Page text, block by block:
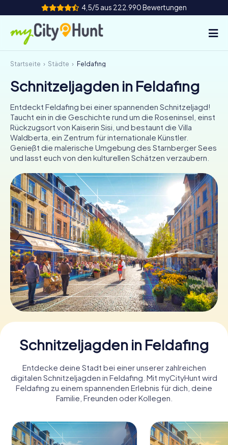
4,5/5 aus 222.990 Bewertungen
So funktioniert's
Städte
Touren
Teamevent
Tickets
INT AT CH
DE
ES
FR
IE
IT
NL
Tickets buchen
Gutscheine bestellen
Startseite Städte Feldafing
Schnitzeljagden in Feldafing
Entdeckt Feldafing bei einer spannenden Schnitzeljagd!
Taucht ein in die Geschichte rund um die Roseninsel, einst
Rückzugsort von Kaiserin Sisi, und bestaunt die Villa
Waldberta, ein Zentrum für internationale Künstler.
Genießt die malerische Umgebung des Starnberger Sees
und lasst euch von den kulturellen Schätzen verzaubern.
Schnitzeljagden in Feldafing
Entdecke deine Stadt bei einer unserer zahlreichen
digitalen Schnitzeljagden in Feldafing. Mit myCityHunt wird
Feldafing zu einem spannenden Erlebnis für dich, deine
Familie, Freunden oder Kollegen.